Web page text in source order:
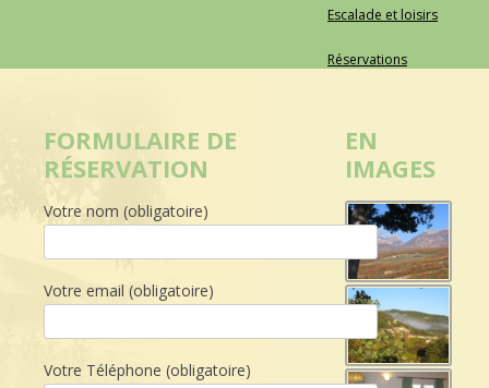
Escalade et loisirs
Réservations
FORMULAIRE DE
RÉSERVATION
Votre nom (obligatoire)
Votre email (obligatoire)
Votre Téléphone (obligatoire)
EN
IMAGES